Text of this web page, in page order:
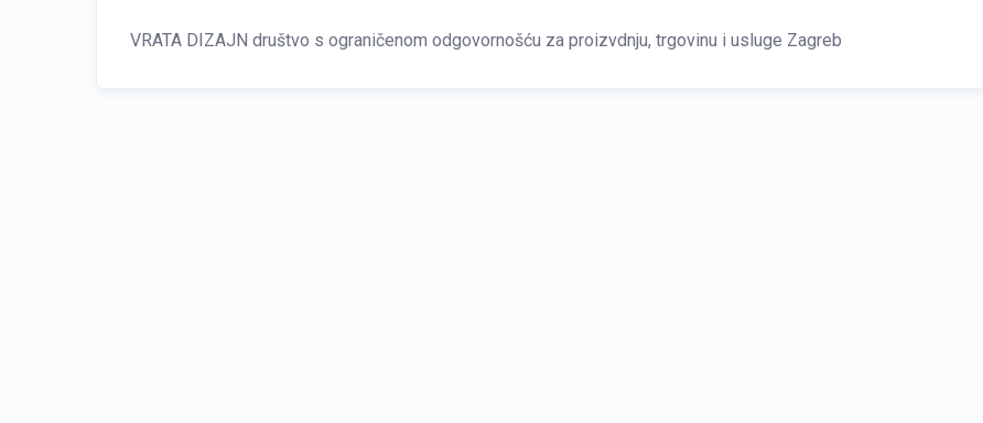
VRATA DIZAJN društvo s ograničenom odgovornošću za proizvdnju, trgovinu i usluge Zagreb